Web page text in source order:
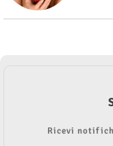
Ricevi